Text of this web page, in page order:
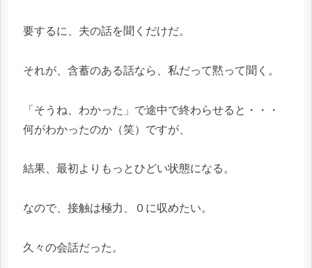
要するに、夫の話を聞くだけだ。
それが、含蓄のある話なら、私だって黙って聞く。
「そうね、わかった」で途中で終わらせると・・・
何がわかったのか（笑）ですが、
結果、最初よりもっとひどい状態になる。
なので、接触は極力、０に収めたい。
久々の会話だった。